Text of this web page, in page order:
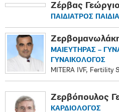
Ζέρβας
ΠΑΙΔΙΑΤΡΟΣ
ΜΑΙΕΥΤΗΡΑΣ –
ΓΥΝΑΙΚΟΛΟΓΟΣ
MITERA IVF, Fertility
Ζερβόπουλος
ΚΑΡΔΙΟΛΟΓΟΣ